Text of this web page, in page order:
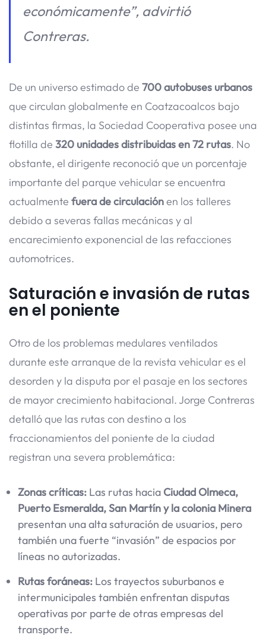
económicamente”, advirtió
Contreras.
De un universo estimado de 700 autobuses urbanos
que circulan globalmente en Coatzacoalcos bajo
distintas firmas, la Sociedad Cooperativa posee una
flotilla de 320 unidades distribuidas en 72 rutas. No
obstante, el dirigente reconoció que un porcentaje
importante del parque vehicular se encuentra
actualmente fuera de circulaciónen los talleres
debido a severas fallas mecánicas y al
encarecimiento exponencial de las refacciones
automotrices.
Saturación e invasión de rutas
en el poniente
Otro de los problemas medulares ventilados
durante este arranque de la revista vehicular es el
desorden y la disputa por el pasaje en los sectores
de mayor crecimiento habitacional. Jorge Contreras
detalló que las rutas con destino a los
fraccionamientos del poniente de la ciudad
registran una severa problemática:
Zonas críticas: Las rutas hacia Ciudad Olmeca,
Puerto Esmeralda, San Martín y la colonia Minera
presentan una alta saturación de usuarios, pero
también una fuerte “invasión” de espacios por
líneas no autorizadas.
Rutas foráneas: Los trayectos suburbanos e
intermunicipales también enfrentan disputas
operativas por parte de otras empresas del
transporte.